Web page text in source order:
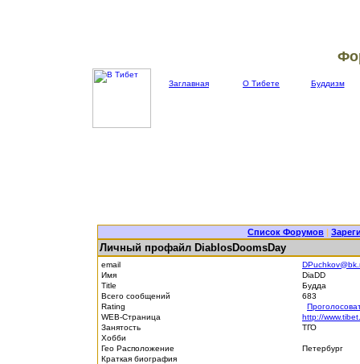
Заглавная О Тибете Буддизм
Список Форумов |
Личный профайл DiablosDoomsDay
email
Имя
DiaDD
Title
Будда
Всего сообщений
683
Rating
WEB-Страница
http://
Занятость
ТГО
Хобби
Гео Расположение
Петербург
Краткая биография